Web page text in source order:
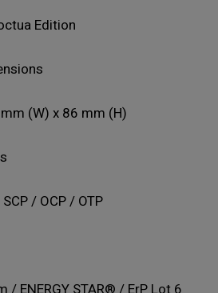
Edition
(W) x 86 mm (H)
/ OCP / OTP